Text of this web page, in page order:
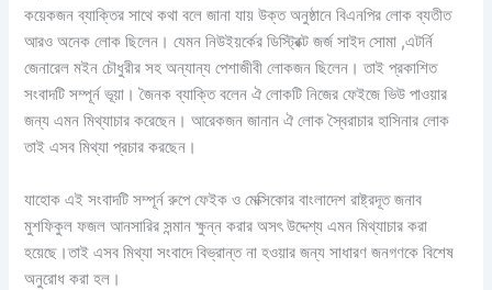
কয়েকজন ব্যাক্তির সাথে কথা বলে জানা যায় উক্ত অনুষ্ঠানে বিএনপির লোক ব্যতীত
আরও অনেক লোক ছিলেন। যেমন নিউইয়র্কের ডিস্ট্রিক্ট জর্জ সাইদ সোমা ,এটর্নি
জেনারেল মইন চৌধুরীর সহ অন্যান্য পেশাজীবী লোকজন ছিলেন। তাই প্রকাশিত
সংবাদটি সম্পূর্ন ভূয়া। জৈনক ব্যাক্তি বলেন ঐ লোকটি নিজের ফেইজে ভিউ পাওয়ার
জন্য এমন মিথ্যাচার করেছেন। আরেকজন জানান ঐ লোক স্বৈরাচার হাসিনার লোক
তাই এসব মিথ্যা প্রচার করছেন।
যাহোক এই সংবাদটি সম্পূর্ন রুপে ফেইক ও মেক্সিকোর বাংলাদেশ রাষ্ট্রদূত জনাব
মুশফিকুল ফজল আনসারির সন্মান ক্ষুন্ন করার অসৎ উদ্দেশ্য এমন মিথ্যাচার করা
হয়েছে।তাই এসব মিথ্যা সংবাদে বিভ্রান্ত না হওয়ার জন্য সাধারণ জনগণকে বিশেষ
অনুরোধ করা হল।